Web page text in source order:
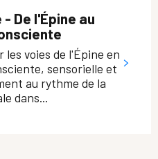
De l'Épine au
les voies de l'Épine en
sensorielle et
au rythme de la
dans...